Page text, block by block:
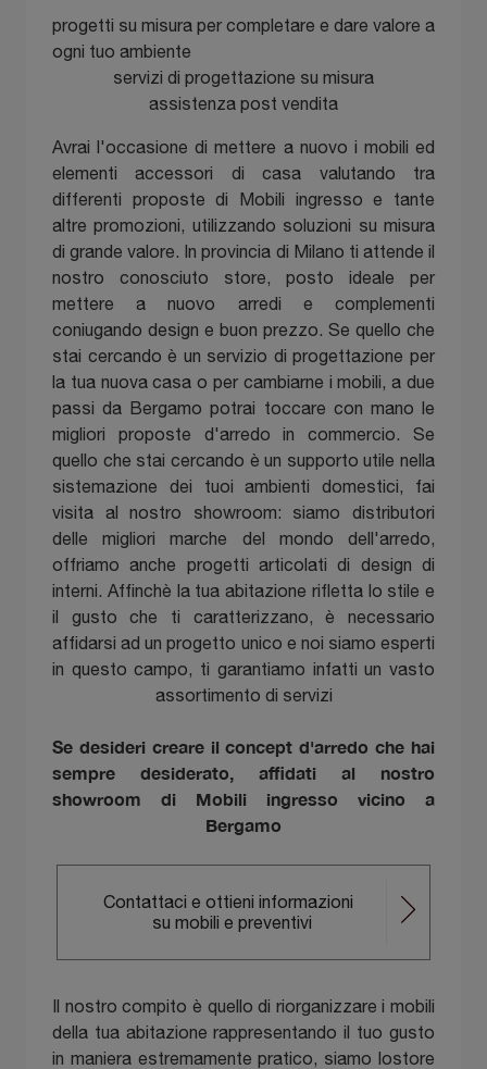
progetti su misura per completare e dare valore a
ogni tuo ambiente
servizi di progettazione su misura
assistenza post vendita
Avrai l'occasione di mettere a nuovo i mobili ed
elementi accessori di casa valutando tra
differenti proposte di Mobili ingresso e tante
altre promozioni, utilizzando soluzioni su misura
di grande valore. In provincia di Milano ti attende il
nostro conosciuto store, posto ideale per
mettere a nuovo arredi e complementi
coniugando design e buon prezzo. Se quello che
stai cercando è un servizio di progettazione per
la tua nuova casa o per cambiarne i mobili, a due
passi da Bergamo potrai toccare con mano le
migliori proposte d'arredo in commercio. Se
quello che stai cercando è un supporto utile nella
sistemazione dei tuoi ambienti domestici, fai
visita al nostro showroom: siamo distributori
delle migliori marche del mondo dell'arredo,
offriamo anche progetti articolati di design di
interni. Affinchè la tua abitazione rifletta lo stile e
il gusto che ti caratterizzano, è necessario
affidarsi ad un progetto unico e noi siamo esperti
in questo campo, ti garantiamo infatti un vasto
assortimento di servizi
Se desideri creare il concept d'arredo che hai
sempre desiderato, affidati al nostro
showroom di Mobili ingresso vicino a
Bergamo
Contattaci e ottieni informazioni
su mobili e preventivi
Il nostro compito è quello di riorganizzare i mobili
della tua abitazione rappresentando il tuo gusto
in maniera estremamente pratico, siamo lostore